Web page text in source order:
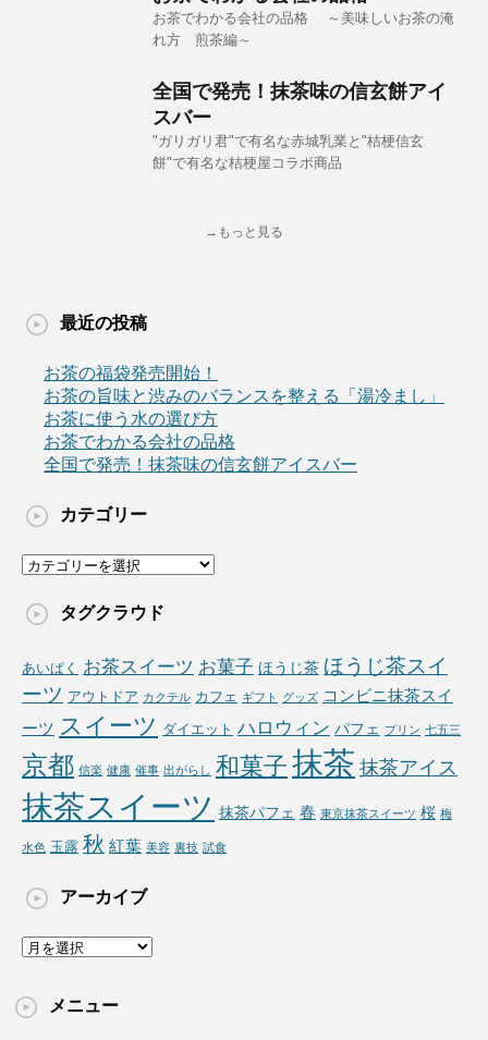
お茶でわかる会社の品格 ～美味しいお茶の淹
れ方 煎茶編～
全国で発売！抹茶味の信玄餅アイ
スバー
"ガリガリ君"で有名な赤城乳業と"桔梗信玄
餅"で有名な桔梗屋コラボ商品
→もっと見る
最近の投稿
お茶の福袋発売開始！
お茶の旨味と渋みのバランスを整える「湯冷まし」
お茶に使う水の選び方
お茶でわかる会社の品格
全国で発売！抹茶味の信玄餅アイスバー
カテゴリー
カ
ゴ
タグクラウド
あいぱく お茶スイーツ お菓子 ほうじ茶 ほうじ茶スイ
ーツ アウトドア カクテル カフェ ギフト グッズ コンビニ抹茶スイ
ーツ スイーツ ダイエット ハロウィン パフェ プリン 七五三
京都 信楽 健康 催事 出がらし 和菓子 抹茶 抹茶アイス
抹茶スイーツ 抹茶パフェ 春 東京抹茶スイーツ 桜 梅
水色 玉露 秋 紅葉 美容 裏技 試食
アーカイブ
ア
イ
メニュー